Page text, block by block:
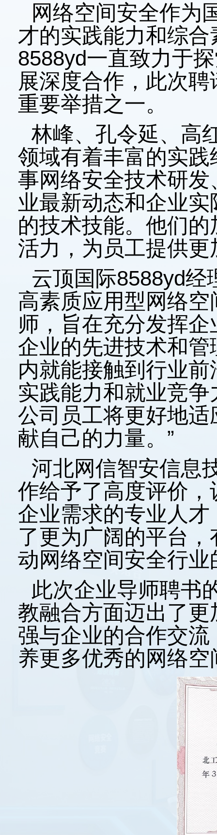
网络空间安全作为
才的实践能力和综
8588yd一直致力于
展深度合作，此次
重要举措之一。
林峰、孔令延、高
领域有着丰富的实
事网络安全技术研
业最新动态和企业
的技术技能。他们
活力，为员工提供
云顶国际8588yd经
高素质应用型网络
师，旨在充分发挥
企业的先进技术和
内就能接触到行业
实践能力和就业竞
公司员工将更好地
献自己的力量。”
河北网信智安信息
作给予了高度评价
企业需求的专业人
了更为广阔的平台
动网络空间安全行业
此次企业导师聘书
教融合方面迈出了
强与企业的合作交
养更多优秀的网络